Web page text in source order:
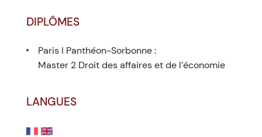
DIPLÔMES
Paris I Panthéon-Sorbonne :
Master 2 Droit des affaires et de l’économie
LANGUES